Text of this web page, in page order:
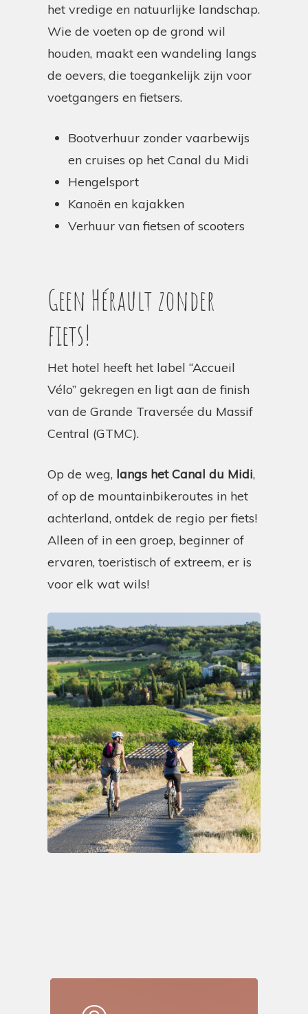
het vredige en natuurlijke landschap.
Wie de voeten op de grond wil
houden, maakt een wandeling langs
de oevers, die toegankelijk zijn voor
voetgangers en fietsers.
Bootverhuur zonder vaarbewijs
en cruises op het Canal du Midi
Hengelsport
Kanoën en kajakken
Verhuur van fietsen of scooters
Geen Hérault zonder
fiets!
Het hotel heeft het label “Accueil
Vélo” gekregen en ligt aan de finish
van de Grande Traversée du Massif
Central (GTMC).
Op de weg, langs het Canal du Midi,
of op de mountainbikeroutes in het
achterland, ontdek de regio per fiets!
Alleen of in een groep, beginner of
ervaren, toeristisch of extreem, er is
voor elk wat wils!